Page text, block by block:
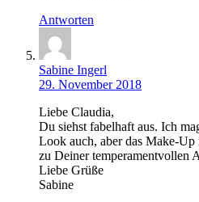
Antworten
Sabine Ingerl
29. November 2018
Liebe Claudia,
Du siehst fabelhaft aus. Ich
Look auch, aber das Make-
zu Deiner temperamentvollen
Liebe Grüße
Sabine